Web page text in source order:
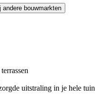
andere bouwmarkten
uitstraling in je hele tuin